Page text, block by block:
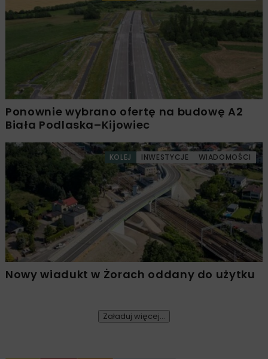
Ponownie wybrano ofertę na budowę A2
Biała Podlaska–Kijowiec
KOLEJ INWESTYCJE WIADOMOŚCI
Nowy wiadukt w Żorach oddany do użytku
Załaduj więcej...